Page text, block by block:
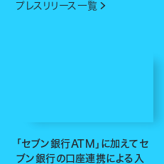
プレスリリース一覧
「セブン銀行ATM」に加えてセ
ブン銀行の口座連携による入